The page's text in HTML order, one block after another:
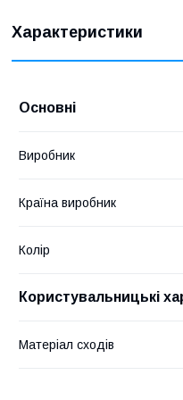
Характеристики
Основні
Виробник
Країна виробник
Колір
Користувальницькі
Матеріал сходів